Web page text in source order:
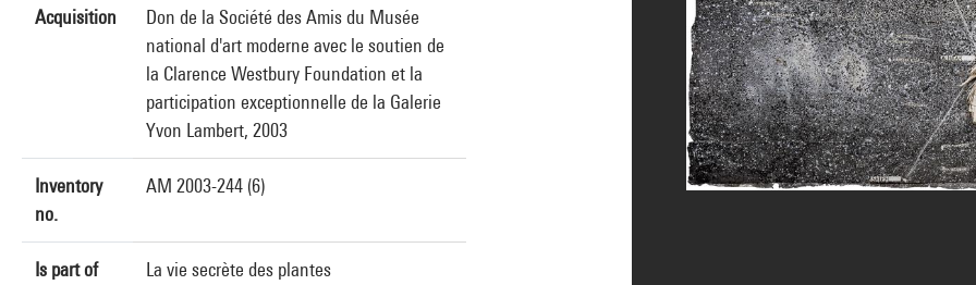
Acquisition
Don de la Société des Amis du Musée
national d'art moderne avec le soutien de
la Clarence Westbury Foundation et la
participation exceptionnelle de la Galerie
Yvon Lambert, 2003
Inventory
no.
AM 2003-244 (6)
Is part of
La vie secrète des plantes